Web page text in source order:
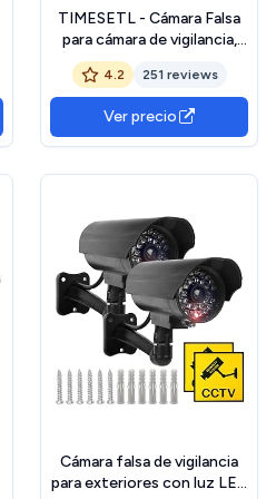
TIMESETL - Cámara Falsa
para cámara de vigilancia,
cámara simulada con LED
infrarrojo Intermitente,
Color Rojo, cámara Falsa de
Seguridad CCTV
4.2 251 reviews
Ver precio
Cámara falsa de vigilancia
para exteriores con luz LED